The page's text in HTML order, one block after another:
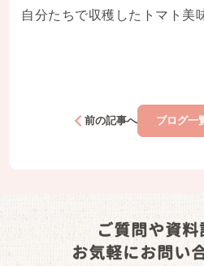
自分たちで収穫したトマト美
前の記事へ ブログ一
ご質問や資
お気軽にお問い